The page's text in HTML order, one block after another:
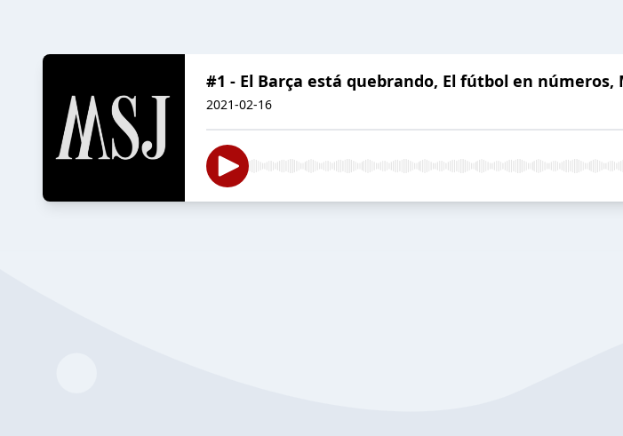
#1 - El Barça está quebrando, El fútbol en
2021-02-16